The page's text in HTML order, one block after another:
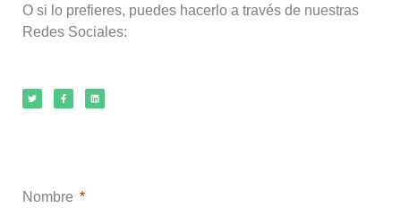
O si lo prefieres, puedes hacerlo a través de nuestras
Redes Sociales:
Nombre